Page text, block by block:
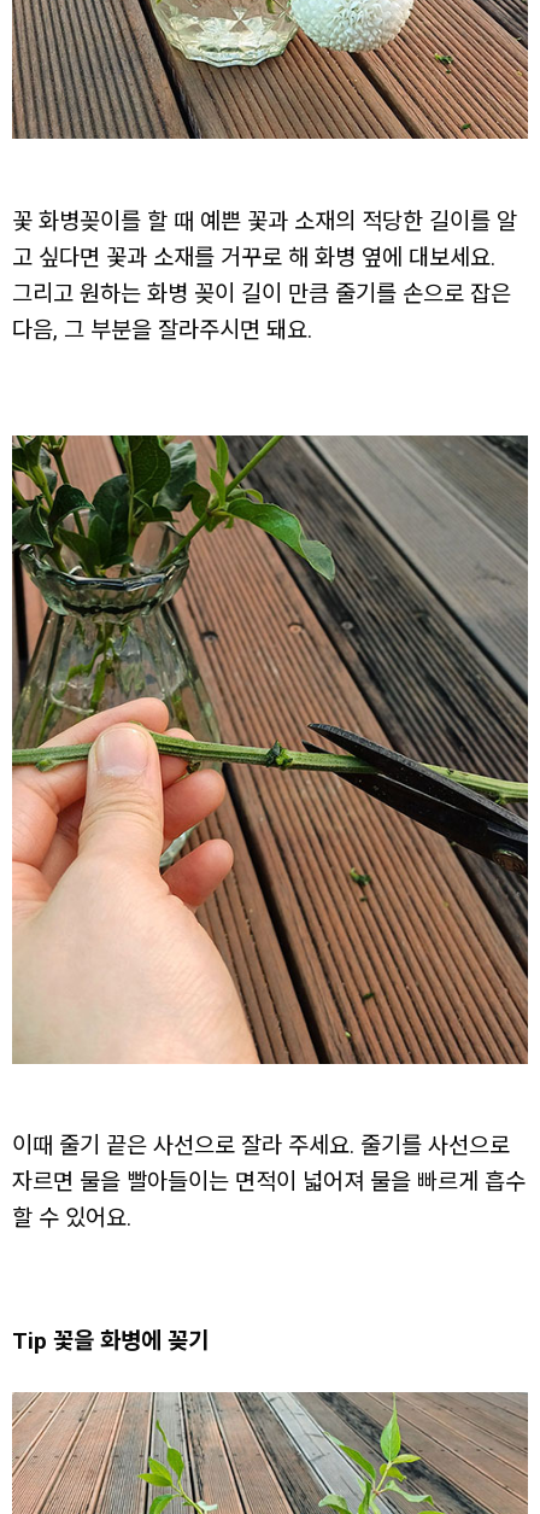
꽃 화병꽂이를 할 때 예쁜 꽃과 소재의 적당한 길이를 알
고 싶다면 꽃과 소재를 거꾸로 해 화병 옆에 대보세요.
그리고 원하는 화병 꽂이 길이 만큼 줄기를 손으로 잡은
다음, 그 부분을 잘라주시면 돼요.
이때 줄기 끝은 사선으로 잘라 주세요. 줄기를 사선으로
자르면 물을 빨아들이는 면적이 넓어져 물을 빠르게 흡수
할 수 있어요.
Tip 꽃을 화병에 꽂기